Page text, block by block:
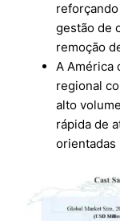
gestão de
remoção
A América
regional
alto
rápida de
orientadas